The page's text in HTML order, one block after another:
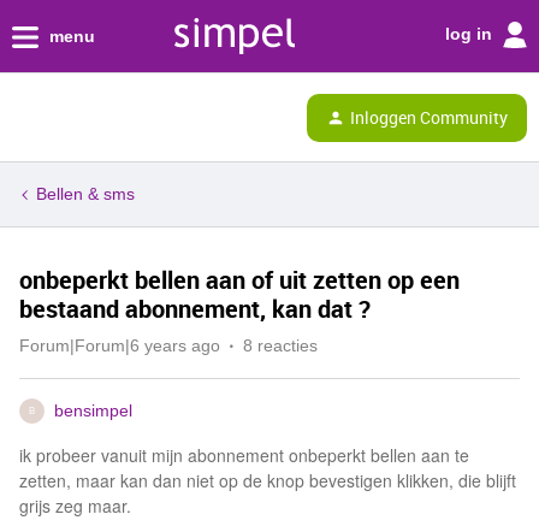
menu log in
Inloggen Community
Bellen & sms
onbeperkt bellen aan of uit zetten op een
bestaand abonnement, kan dat ?
Forum|Forum|6 years ago 8 reacties
B bensimpel
ik probeer vanuit mijn abonnement onbeperkt bellen aan te
zetten, maar kan dan niet op de knop bevestigen klikken, die blijft
grijs zeg maar.